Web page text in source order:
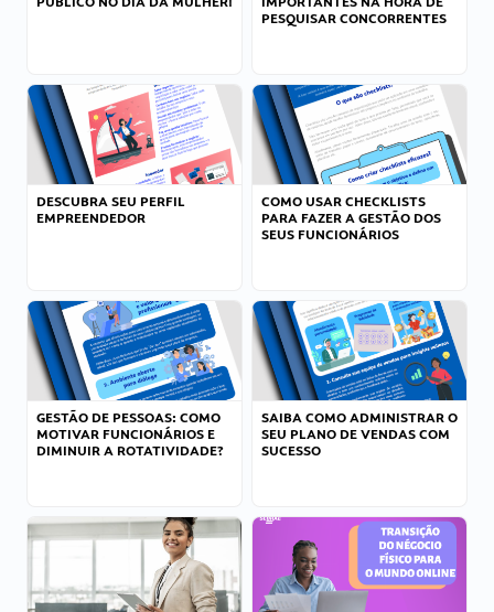
PESQUISAR CONCORRENTES
DESCUBRA SEU PERFIL
EMPREENDEDOR
COMO USAR CHECKLISTS
PARA FAZER A GESTÃO DOS
SEUS FUNCIONÁRIOS
GESTÃO DE PESSOAS: COMO
MOTIVAR FUNCIONÁRIOS E
DIMINUIR A ROTATIVIDADE?
SAIBA COMO ADMINISTRAR O
SEU PLANO DE VENDAS COM
SUCESSO